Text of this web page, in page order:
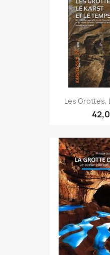
Les Grottes,